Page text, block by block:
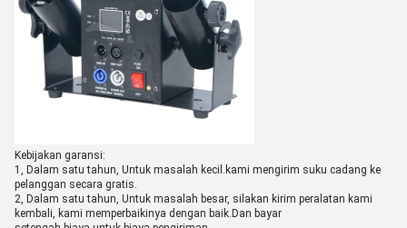
Kebijakan garansi:
1, Dalam satu tahun, Untuk masalah kecil.kami mengirim suku cadang ke
pelanggan secara gratis.
2, Dalam satu tahun, Untuk masalah besar, silakan kirim peralatan kami
kembali, kami memperbaikinya dengan baik.Dan bayar